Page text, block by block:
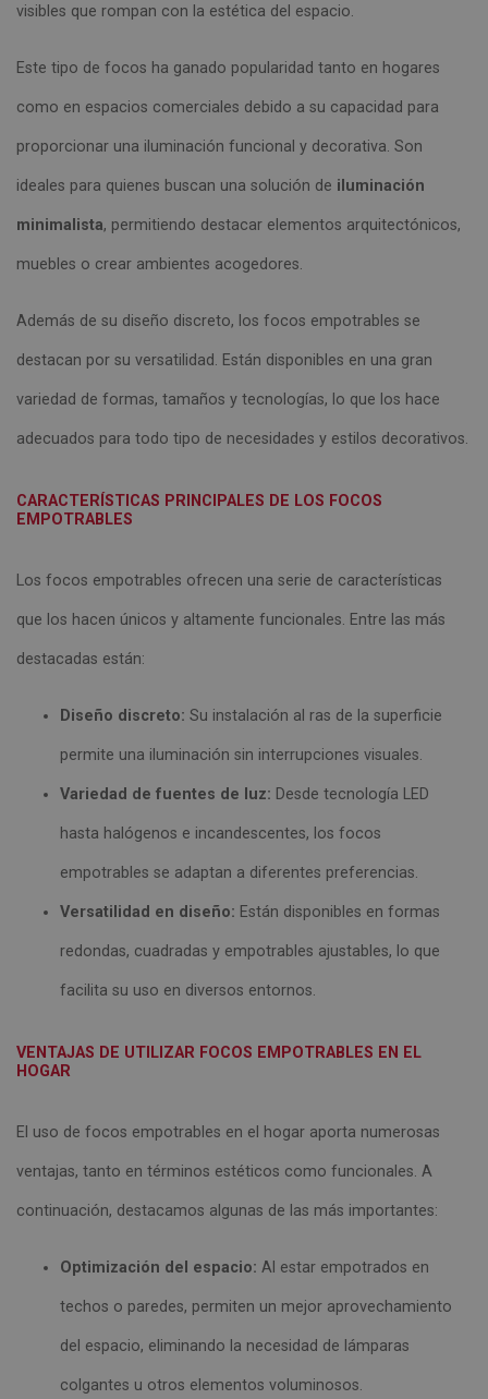
visibles que rompan con la estética del espacio.
Este tipo de focos ha ganado popularidad tanto en hogares
como en espacios comerciales debido a su capacidad para
proporcionar una iluminación funcional y decorativa. Son
ideales para quienes buscan una solución de iluminación
minimalista, permitiendo destacar elementos arquitectónicos,
muebles o crear ambientes acogedores.
Además de su diseño discreto, los focos empotrables se
destacan por su versatilidad. Están disponibles en una gran
variedad de formas, tamaños y tecnologías, lo que los hace
adecuados para todo tipo de necesidades y estilos decorativos.
CARACTERÍSTICAS PRINCIPALES DE LOS FOCOS
EMPOTRABLES
Los focos empotrables ofrecen una serie de características
que los hacen únicos y altamente funcionales. Entre las más
destacadas están:
Diseño discreto: Su instalación al ras de la superficie
permite una iluminación sin interrupciones visuales.
Variedad de fuentes de luz: Desde tecnología LED
hasta halógenos e incandescentes, los focos
empotrables se adaptan a diferentes preferencias.
Versatilidad en diseño: Están disponibles en formas
redondas, cuadradas y empotrables ajustables, lo que
facilita su uso en diversos entornos.
VENTAJAS DE UTILIZAR FOCOS EMPOTRABLES EN EL
HOGAR
El uso de focos empotrables en el hogar aporta numerosas
ventajas, tanto en términos estéticos como funcionales. A
continuación, destacamos algunas de las más importantes:
Optimización del espacio: Al estar empotrados en
techos o paredes, permiten un mejor aprovechamiento
del espacio, eliminando la necesidad de lámparas
colgantes u otros elementos voluminosos.